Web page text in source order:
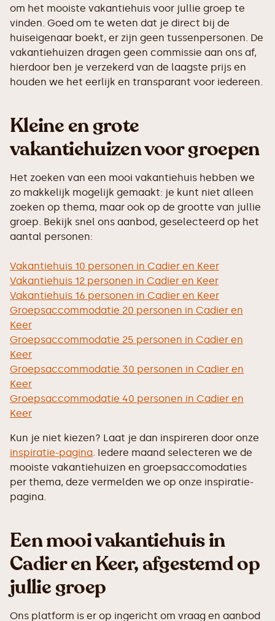
om het mooiste vakantiehuis voor jullie groep te
vinden. Goed om te weten dat je direct bij de
huiseigenaar boekt, er zijn geen tussenpersonen. De
vakantiehuizen dragen geen commissie aan ons af,
hierdoor ben je verzekerd van de laagste prijs en
houden we het eerlijk en transparant voor iedereen.
Kleine en grote
vakantiehuizen voor groepen
Het zoeken van een mooi vakantiehuis hebben we
zo makkelijk mogelijk gemaakt: je kunt niet alleen
zoeken op thema, maar ook op de grootte van jullie
groep. Bekijk snel ons aanbod, geselecteerd op het
aantal personen:
Vakantiehuis 10 personen in Cadier en Keer
Vakantiehuis 12 personen in Cadier en Keer
Vakantiehuis 16 personen in Cadier en Keer
Groepsaccommodatie 20 personen in Cadier en
Keer
Groepsaccommodatie 25 personen in Cadier en
Keer
Groepsaccommodatie 30 personen in Cadier en
Keer
Groepsaccommodatie 40 personen in Cadier en
Keer
Kun je niet kiezen? Laat je dan inspireren door onze
inspiratie-pagina . Iedere maand selecteren we de
mooiste vakantiehuizen en groepsaccomodaties
per thema, deze vermelden we op onze inspiratie-
pagina.
Een mooi vakantiehuis in
Cadier en Keer, afgestemd op
jullie groep
Ons platform is er op ingericht om vraag en aanbod